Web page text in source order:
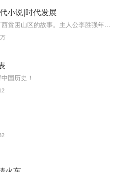
小说|时代发展
国历史！